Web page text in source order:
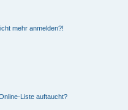
mehr anmelden?!
Liste auftaucht?